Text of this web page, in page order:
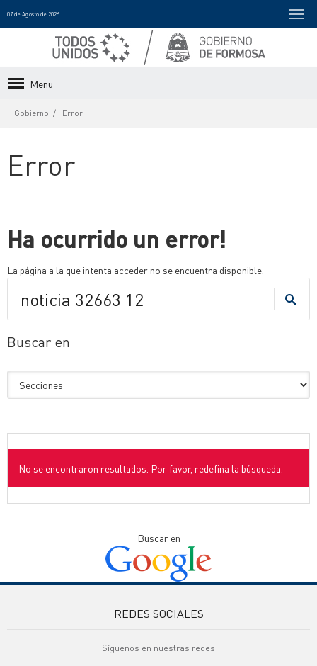
07 de Agosto de 2026
Menu
Gobierno Error
Error
Ha ocurrido un error!
La página a la que intenta acceder no se encuentra disponible.
Buscar en
No se encontraron resultados. Por favor, redefina la búsqueda.
Buscar en
REDES SOCIALES
Síguenos en nuestras redes